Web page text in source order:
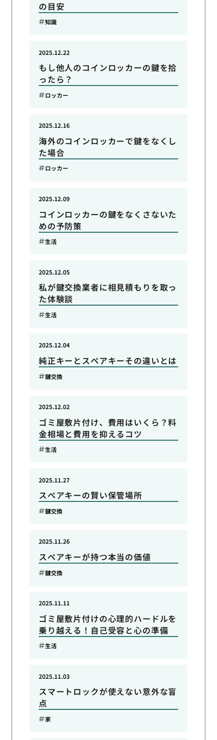
の目安
知識
もし他人のコインロッカーの鍵を拾
ったら？
2025.12.22
ロッカー
海外のコインロッカーで鍵をなくし
た場合
2025.12.16
ロッカー
コインロッカーの鍵をなくさないた
めの予防策
2025.12.09
生活
私が鍵交換業者に相見積もりを取っ
た体験談
2025.12.05
生活
純正キーとスペアキーその違いとは
2025.12.04
鍵交換
ゴミ屋敷片付け、費用はいくら？料
金相場と費用を抑えるコツ
2025.12.02
生活
スペアキーの賢い保管場所
2025.11.27
鍵交換
スペアキーが持つ本当の価値
2025.11.26
鍵交換
ゴミ屋敷片付けの心理的ハードルを
乗り越える！自己受容と心の準備
2025.11.11
生活
スマートロックが使えない意外な盲
点
2025.11.03
家